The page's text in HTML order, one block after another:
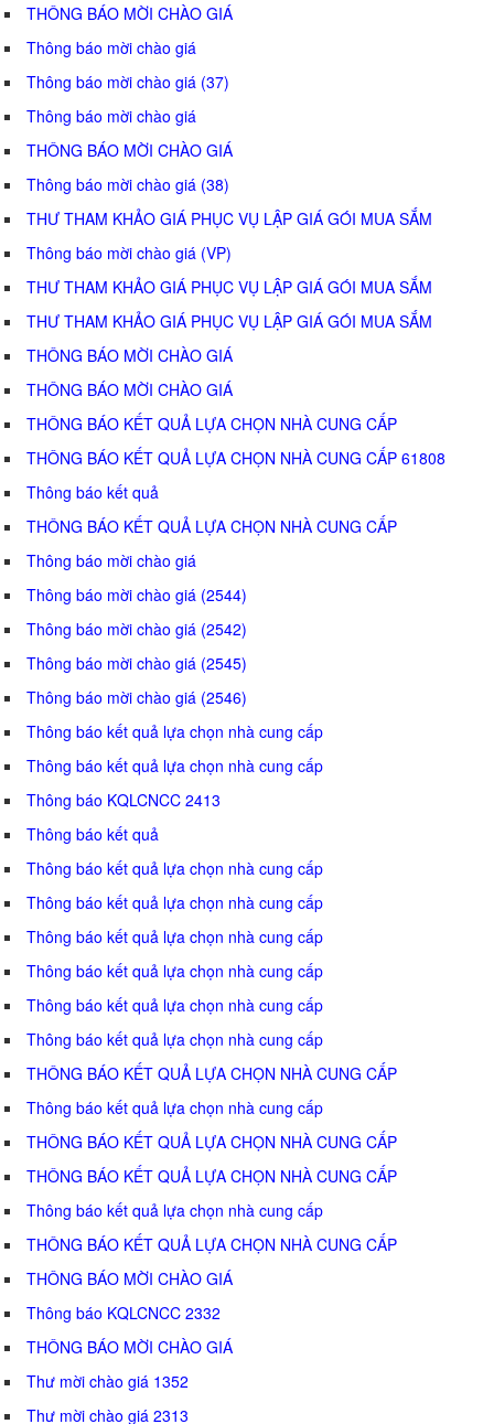
THÔNG BÁO MỜI CHÀO GIÁ
Thông báo mời chào giá
Thông báo mời chào giá (37)
Thông báo mời chào giá
THÔNG BÁO MỜI CHÀO GIÁ
Thông báo mời chào giá (38)
THƯ THAM KHẢO GIÁ PHỤC VỤ LẬP GIÁ GÓI MUA SẮM
Thông báo mời chào giá (VP)
THƯ THAM KHẢO GIÁ PHỤC VỤ LẬP GIÁ GÓI MUA SẮM
THƯ THAM KHẢO GIÁ PHỤC VỤ LẬP GIÁ GÓI MUA SẮM
THÔNG BÁO MỜI CHÀO GIÁ
THÔNG BÁO MỜI CHÀO GIÁ
THÔNG BÁO KẾT QUẢ LỰA CHỌN NHÀ CUNG CẤP
THÔNG BÁO KẾT QUẢ LỰA CHỌN NHÀ CUNG CẤP 61808
Thông báo kết quả
THÔNG BÁO KẾT QUẢ LỰA CHỌN NHÀ CUNG CẤP
Thông báo mời chào giá
Thông báo mời chào giá (2544)
Thông báo mời chào giá (2542)
Thông báo mời chào giá (2545)
Thông báo mời chào giá (2546)
Thông báo kết quả lựa chọn nhà cung cấp
Thông báo kết quả lựa chọn nhà cung cấp
Thông báo KQLCNCC 2413
Thông báo kết quả
Thông báo kết quả lựa chọn nhà cung cấp
Thông báo kết quả lựa chọn nhà cung cấp
Thông báo kết quả lựa chọn nhà cung cấp
Thông báo kết quả lựa chọn nhà cung cấp
Thông báo kết quả lựa chọn nhà cung cấp
Thông báo kết quả lựa chọn nhà cung cấp
THÔNG BÁO KẾT QUẢ LỰA CHỌN NHÀ CUNG CẤP
Thông báo kết quả lựa chọn nhà cung cấp
THÔNG BÁO KẾT QUẢ LỰA CHỌN NHÀ CUNG CẤP
THÔNG BÁO KẾT QUẢ LỰA CHỌN NHÀ CUNG CẤP
Thông báo kết quả lựa chọn nhà cung cấp
THÔNG BÁO KẾT QUẢ LỰA CHỌN NHÀ CUNG CẤP
THÔNG BÁO MỜI CHÀO GIÁ
Thông báo KQLCNCC 2332
THÔNG BÁO MỜI CHÀO GIÁ
Thư mời chào giá 1352
Thư mời chào giá 2313